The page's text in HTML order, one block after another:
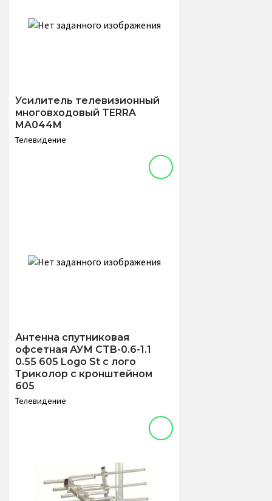
Усилитель телевизионный
многовходовый TERRA
MA044M
Телевидение
Антенна спутниковая
офсетная АУМ CTB-0.6-1.1
0.55 605 Logo St с лого
Триколор с кронштейном
605
Телевидение